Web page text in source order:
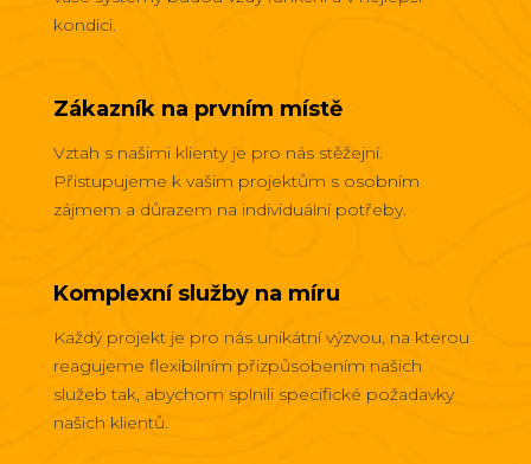
kondici.
Zákazník na prvním místě
Vztah s našimi klienty je pro nás stěžejní.
Přistupujeme k vašim projektům s osobním
zájmem a důrazem na individuální potřeby.
Komplexní služby na míru
Každý projekt je pro nás unikátní výzvou, na kterou
reagujeme flexibilním přizpůsobením našich
služeb tak, abychom splnili specifické požadavky
našich klientů.